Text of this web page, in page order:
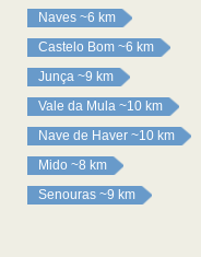
Naves ~6 km
Castelo Bom ~6 km
Junça ~9 km
Vale da Mula ~10 km
Nave de Haver ~10 km
Mido ~8 km
Senouras ~9 km